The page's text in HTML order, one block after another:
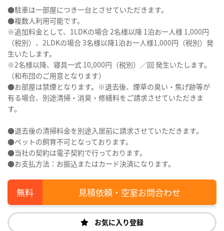
●駐車は一部屋につき一台とさせていただきます。
●複数人利用可能です。
※追加料金として、1LDKの場合 2名様以降 1泊お一人様 1,000円
（税別）、2LDKの場合 3名様以降1泊お一人様1,000円（税別）発
生いたします。
※2名様以降、寝具一式 10,000円（税別）／回 発生いたします。
（和布団のご用意となります）
●お部屋は禁煙となります。※退去後、煙草の臭い・焦げ跡等が
有る場合、別途清掃・消臭・修繕料をご請求させていただきま
す。
●退去後の清掃料金を別途入居前に請求させていただきます。
●ペットの飼育不可となっております。
●当社の契約は電子契約で行っております。
●お支払方法：お振込またはカード決済になります。
見積依頼・空室お問合わせ
お気に入り登録